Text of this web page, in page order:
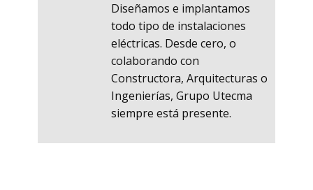
Diseñamos e implantamos
todo tipo de instalaciones
eléctricas. Desde cero, o
colaborando con
Constructora, Arquitecturas o
Ingenierías, Grupo Utecma
siempre está presente.